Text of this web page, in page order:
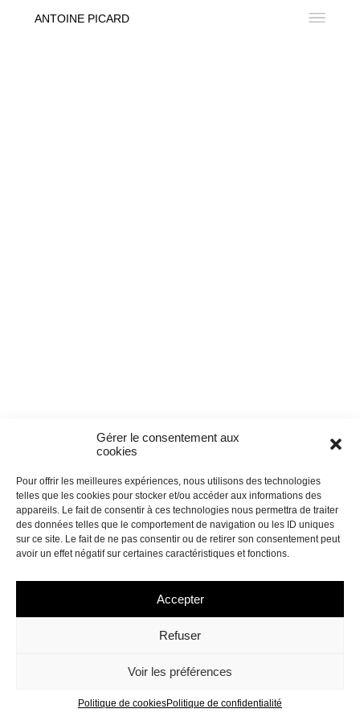
Gérer le consentement aux
cookies
Pour offrir les meilleures expériences, nous utilisons des technologies
telles que les cookies pour stocker et/ou accéder aux informations des
appareils. Le fait de consentir à ces technologies nous permettra de traiter
des données telles que le comportement de navigation ou les ID uniques
sur ce site. Le fait de ne pas consentir ou de retirer son consentement peut
avoir un effet négatif sur certaines caractéristiques et fonctions.
Accepter
Refuser
Voir les préférences
Politique de cookiesPolitique de confidentialité
ANTOINE PICARD